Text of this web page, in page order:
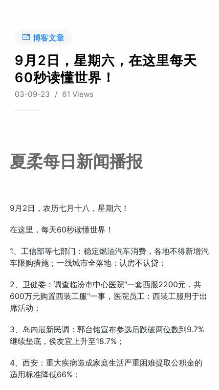
博客文章
9月2日，星期六，在这里每天
60秒读懂世界！
03-09-23 / 61 Views
夏柔每日新闻播报
9月2日，农历七月十八，星期六！
在这里，每天60秒读懂世界！
1、工信部等七部门：稳定燃油汽车消费，各地不得新增汽
车限购措施；一线城市全落地：认房不认贷；
2、卫健委：调查临汾市中心医院"一套西服2200元，共
600万元购置西装工服"一事，医院员工：西装工服用于出
席活动；
3、岛内最新民调：郭台铭宣布参选后跌破两位数到9.7%
继续垫底，侯友宜上升至18.7%；
4、西安：重大疾病造成家庭生活严重困难提取公积金的
适用标准降低66%；